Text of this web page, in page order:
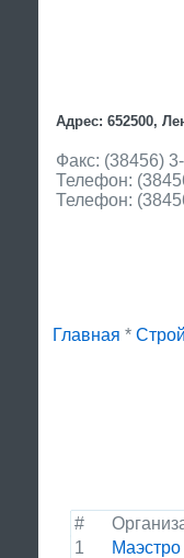
Адрес: 652500,
Факс: (38456)
Телефон:
Телефон:
Главная *
#
1
Маэстро